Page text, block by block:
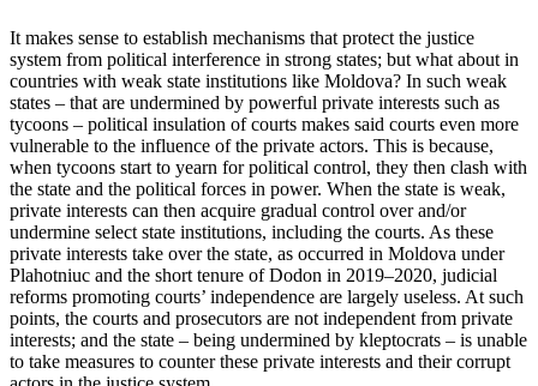
It makes sense to establish mechanisms that protect the justice
system from politi­cal interference in strong states; but what about in
countries with weak state insti­tutions like Moldova? In such weak
states – that are undermined by powerful private interests such as
tycoons – political insu­lation of courts makes said courts even more
vulnerable to the influence of the private actors. This is because,
when tycoons start to yearn for political control, they then clash with
the state and the political forces in power. When the state is weak,
private interests can then acquire gradual control over and/or
undermine select state institutions, including the courts. As these
private interests take over the state, as occurred in Moldova under
Plahot­niuc and the short tenure of Dodon in 2019–2020, judicial
reforms promoting courts’ independence are largely useless. At such
points, the courts and prosecutors are not independent from private
interests; and the state – being undermined by kleptocrats – is unable
to take measures to coun­ter these private interests and their corrupt